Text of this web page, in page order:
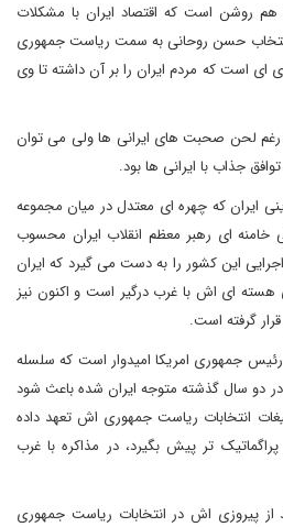
هم روشن است که اقتصاد ایران با مشکلات
حسن روحانی به سمت ریاست جمهوری
ای است که مردم ایران را بر آن داشته تا وی
رغم لحن صحبت های ایرانی ها ولی می توان
جذاب با ایرانی ها بود.
ایران که چهره ای معتدل در میان مجموعه
خامنه ای رهبر معظم انقلاب ایران محسوب
این کشور را به دست می گیرد که ایران
ای اش با غرب درگیر است و اکنون نیز
گرفته است.
رئیس جمهوری امریکا امیدوار است که سلسله
دو سال گذشته متوجه ایران شده باعث شود
انتخابات ریاست جمهوری اش تعهد داده
تر پیش بگیرد، در مذاکره با غرب
از پیروزی اش در انتخابات ریاست جمهوری